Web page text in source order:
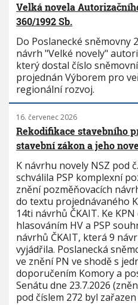
Velká novela
360/1992 Sb.
Do Poslanecké sněmovny
návrh "Velké novely"
který dostal číslo
projednán Výborem pro
regionální rozvoj.
16. červenec 2026
Rekodifikace stavebního
stavební zákon a jeho
K návrhu novely NSZ pod
schválila PSP komplexní
znění pozměňovacích
do textu projednávaného
14ti návrhů ČKAIT. Ke
hlasováním HV a PSP
návrhů ČKAIT, která 9
vyjádřila. Poslanecká
ve znění PN ve shodě s
doporučením Komory a
Senátu dne 23.7.2026
pod číslem 272 byl